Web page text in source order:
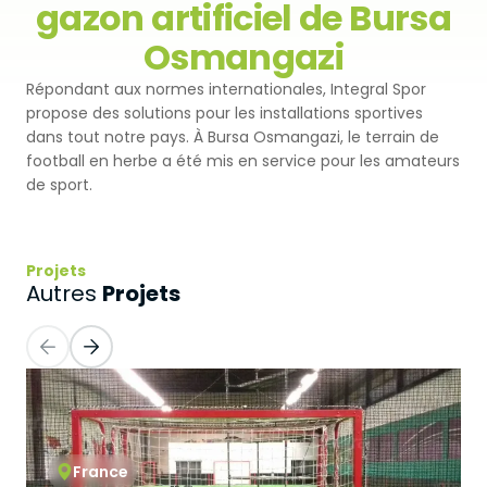
Pistes d'athlétisme
Terrain de Padel
Clubs de Padel
Terrains de Pickleball
Terrains de Tennis
Terrains de Squash
Tribune en Acier
Premium
Monoturf
PowerGrass
DuoGrass
Gazon Pour Padel
Gazon Pour Tennis
Gazon de Golf
Gazon Hybride
Revêtement Par Pulvérisation
Revêtement de Sol en PU
Revêtement en PU
Revêtement Acrylique
Sol Caoutchouc Modulaire
Coussin Amortisseur Drainé
Coussin Amortisseur en PE
gazon artificiel de Bursa
Osmangazi
Répondant aux normes internationales, Integral Spor
propose des solutions pour les installations sportives
dans tout notre pays. À Bursa Osmangazi, le terrain de
football en herbe a été mis en service pour les amateurs
de sport.
Projets
Autres Projets
France